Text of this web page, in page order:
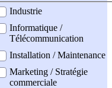
Industrie
Informatique /
Télécommunication
Installation / Maintenance
Marketing / Stratégie
commerciale